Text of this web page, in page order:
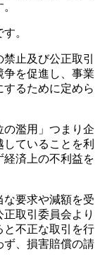
。
止及び公正取引
を促進し、事業
るために定めら
の濫用」つまり企
ていることを利
経済上の不利益を
な要求や減額を受
取引委員会より
と不正な取引を行
ず、損害賠償の請